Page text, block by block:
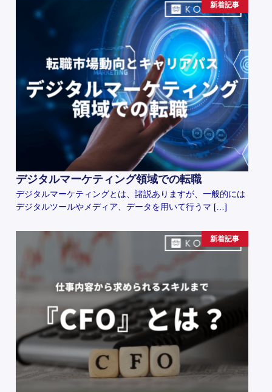
新着記事
デジタルマーケティング領域での転職
デジタルマーケティングとは、諸説ありますが、一般的には
デジタルツールやメディア、データを用いて行うマ […]
新着記事